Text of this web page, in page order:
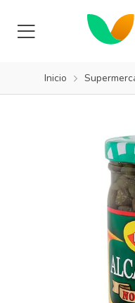
Inicio